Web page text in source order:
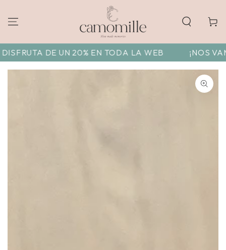
Carrito
DE UN 20% EN TODA LA WEB ¡NOS VAMOS